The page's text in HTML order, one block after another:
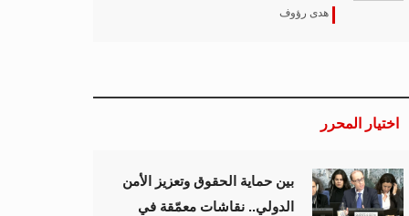
هدى رؤوف
اختيار المحرر
بين حماية الحقوق وتعزيز الأمن
الدولي.. نقاشات معمّقة في